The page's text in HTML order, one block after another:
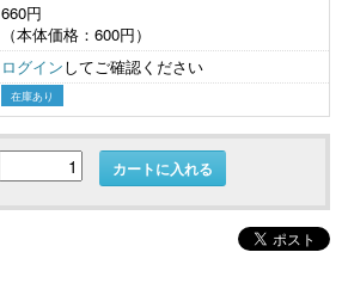
660円
（本体価格：600円）
ログインしてご確認ください
在庫あり
カートに入れる